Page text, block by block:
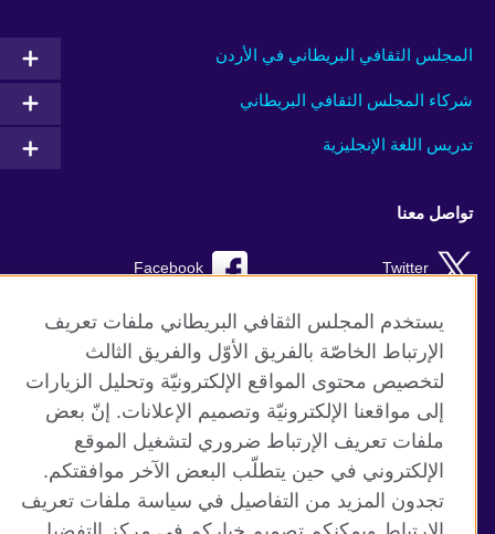
المجلس الثقافي البريطاني في الأردن
شركاء المجلس الثقافي البريطاني
تدريس اللغة الإنجليزية
تواصل معنا
Facebook Twitter
YouTube RSS
TikTok
موقع المجلس الثقافي البريطاني العالمي
الخصوصية وشروط الاستخدام
يستخدم المجلس الثقافي البريطاني ملفات تعريف
الإرتباط الخاصّة بالفريق الأوّل والفريق الثالث
لتخصيص محتوى المواقع الإلكترونيّة وتحليل الزيارات
إلى مواقعنا الإلكترونيّة وتصميم الإعلانات. إنّ بعض
ملفات تعريف الإرتباط ضروري لتشغيل الموقع
الإلكتروني في حين يتطلّب البعض الآخر موافقتكم.
تجدون المزيد من التفاصيل في سياسة ملفات تعريف